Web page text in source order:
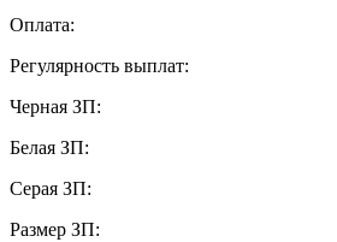
Оплата:
Регулярность выплат:
Черная ЗП:
Белая ЗП:
Серая ЗП:
Размер ЗП: